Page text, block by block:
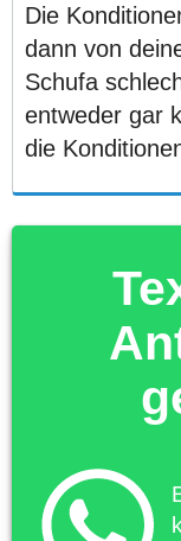
Die
dann von
Schufa
entweder gar
die